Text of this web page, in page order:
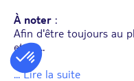
À noter :
Afin d'être toujours au
et en...
... Lire la suite